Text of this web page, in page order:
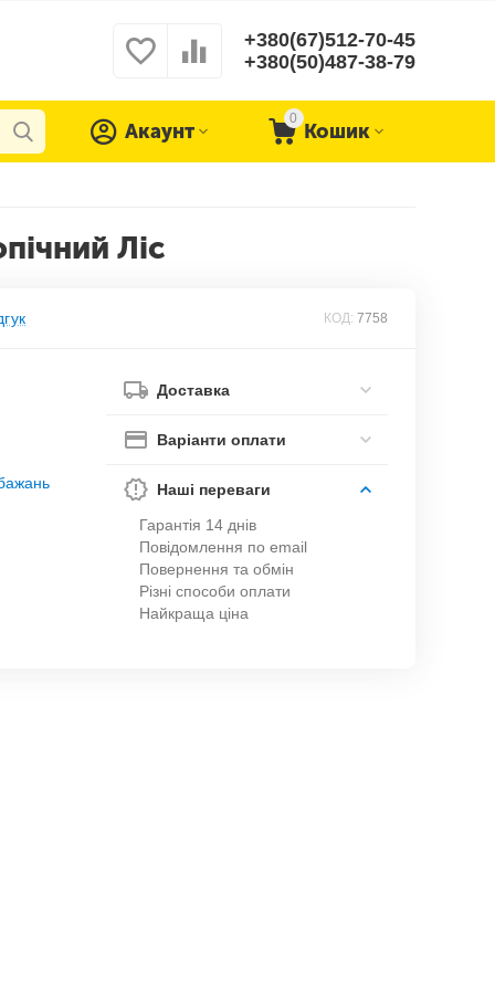
+380(67)512-70-45
+380(50)487-38-79
0
Кошик
Акаунт
Ліс
КОД: 7758
Доставка
Варіанти оплати
Наші переваги
Гарантія 14 днів
Повідомлення по email
Повернення та обмін
Різні способи оплати
Найкраща ціна